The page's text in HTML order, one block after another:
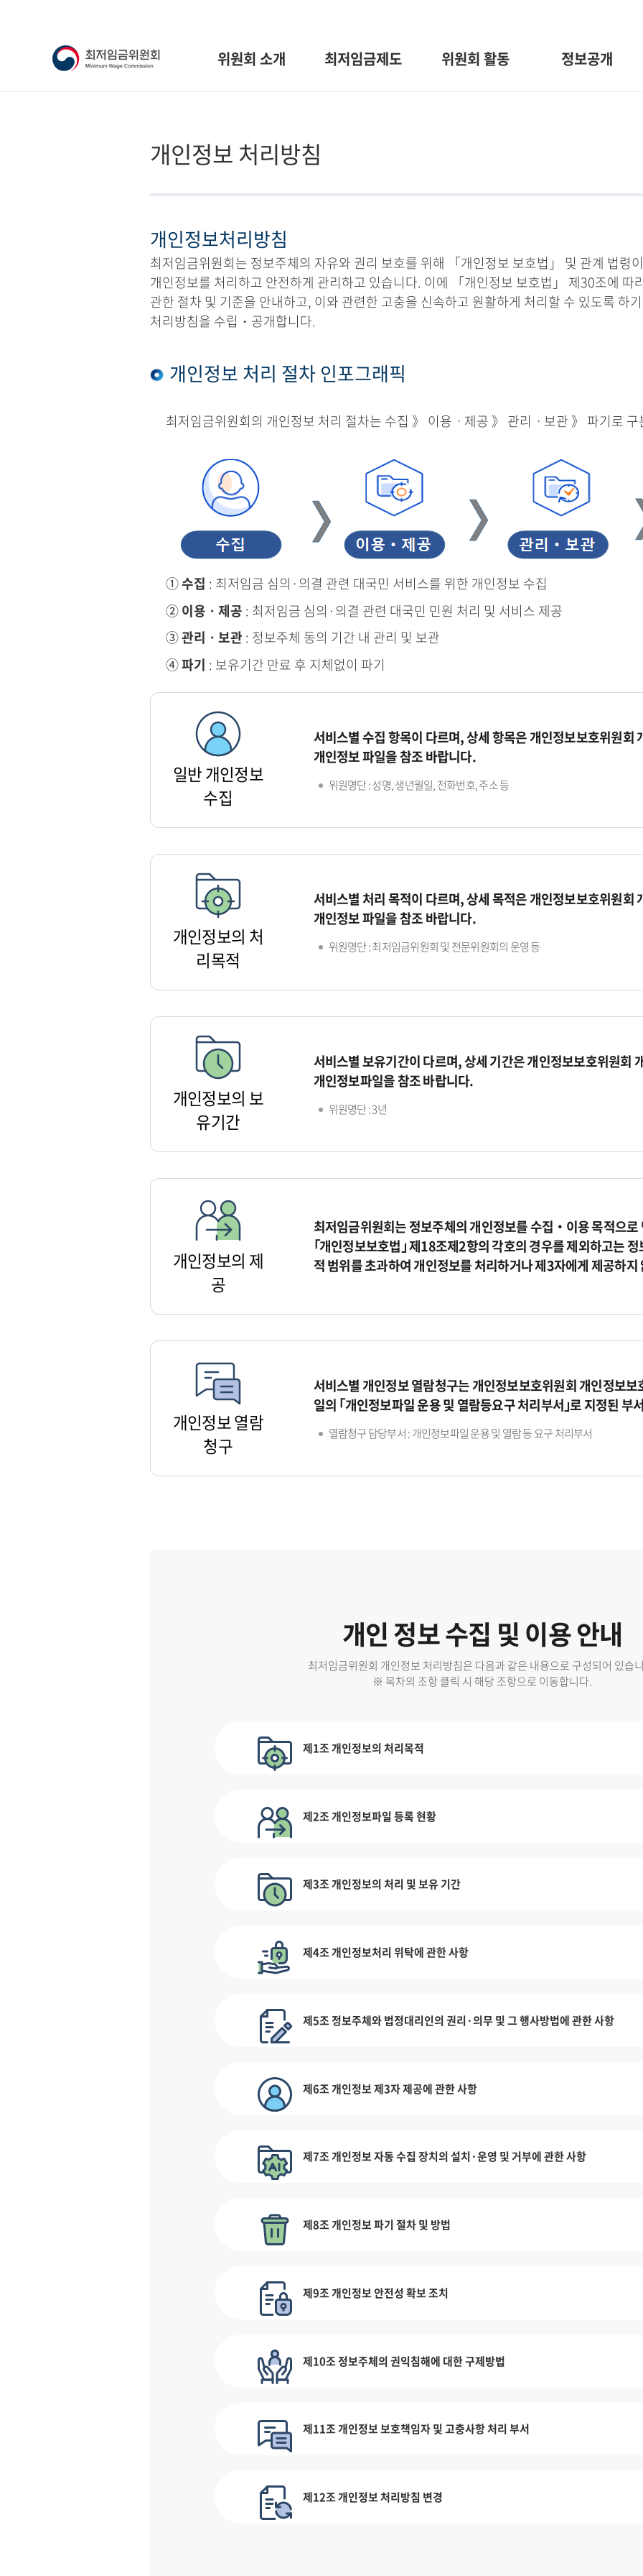
위원회 소개 최저임금제도 위원회 활동 정보공개
개인정보 처리방침
개인정보처리방침
최저임금위원회는 정보주체의 자유와 권리 보호를 위해 「개인정보 보호법」 및 관계 법령
개인정보를 처리하고 안전하게 관리하고 있습니다. 이에 「개인정보 보호법」 제30조에 따
관한 절차 및 기준을 안내하고, 이와 관련한 고충을 신속하고 원활하게 처리할 수 있도록 하
처리방침을 수립・공개합니다.
개인정보 처리 절차 인포그래픽
최저임금위원회의 개인정보 처리 절차는 수집 》 이용ㆍ제공 》 관리ㆍ보관 》 파기로
①수집 : 최저임금 심의·의결 관련 대국민 서비스를 위한 개인정보 수집
② 이용ㆍ제공 : 최저임금 심의·의결 관련 대국민 민원 처리 및 서비스 제공
③관리ㆍ보관 : 정보주체 동의 기간 내 관리 및 보관
④파기 : 보유기간 만료 후 지체없이 파기
일반 개인정보
수집
서비스별 수집 항목이 다르며, 상세 항목은 개인정보보호위원회
개인정보 파일을 참조 바랍니다.
위원명단 : 성명, 생년월일, 전화번호, 주소 등
개인정보의 처
리목적
서비스별 처리 목적이 다르며, 상세 목적은 개인정보보호위원회
개인정보 파일을 참조 바랍니다.
위원명단 : 최저임금위원회 및 전문위원회의 운영 등
개인정보의 보
유기간
서비스별 보유기간이 다르며, 상세 기간은 개인정보보호위원회
개인정보파일을 참조 바랍니다.
위원명단 : 3년
개인정보의 제
공
최저임금위원회는 정보주체의 개인정보를 수집‧이용 목적으로
｢개인정보보호법｣ 제18조제2항의 각호의 경우를 제외하고는
적 범위를 초과하여 개인정보를 처리하거나 제3자에게 제공하지
개인정보 열람
청구
서비스별 개인정보 열람청구는 개인정보보호위원회 개인정보
일의 ｢개인정보파일 운용 및 열람등요구 처리부서｣로 지정된 부
열람청구 담당부서 : 개인정보파일 운용 및 열람 등 요구 처리부서
개인 정보 수집 및 이용 안내
최저임금위원회 개인정보 처리방침은 다음과 같은 내용으로 구성되어 있습
※ 목차의 조항 클릭 시 해당 조항으로 이동합니다.
제1조 개인정보의 처리목적
제2조 개인정보파일 등록 현황
제3조 개인정보의 처리 및 보유 기간
제4조 개인정보처리 위탁에 관한 사항
제5조 정보주체와 법정대리인의 권리·의무 및 그 행사방법에 관한 사항
제6조 개인정보 제3자 제공에 관한 사항
제7조 개인정보 자동 수집 장치의 설치·운영 및 거부에 관한 사항
제8조 개인정보 파기 절차 및 방법
제9조 개인정보 안전성 확보 조치
제10조 정보주체의 권익침해에 대한 구제방법
제11조 개인정보 보호책임자 및 고충사항 처리 부서
제12조 개인정보 처리방침 변경